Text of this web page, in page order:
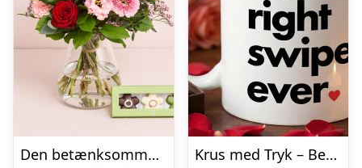
Den betænksomme med CHO CHO marcipanblomster
Krus med Tryk – Best Right Swipe Ever